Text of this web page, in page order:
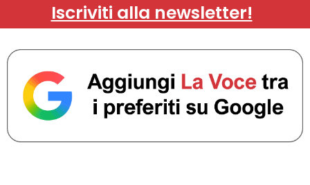
Iscriviti alla newsletter!